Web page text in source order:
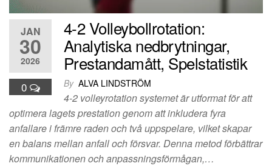
JAN
30
2026
0
4-2 Volleybollrotation:
Analytiska nedbrytningar,
Prestandamått, Spelstatistik
By ALVA LINDSTRÖM
4-2 volleyrotation systemet är utformat för att
optimera lagets prestation genom att inkludera fyra
anfallare i främre raden och två uppspelare, vilket skapar
en balans mellan anfall och försvar. Denna metod förbättrar
kommunikationen och anpassningsförmågan,…